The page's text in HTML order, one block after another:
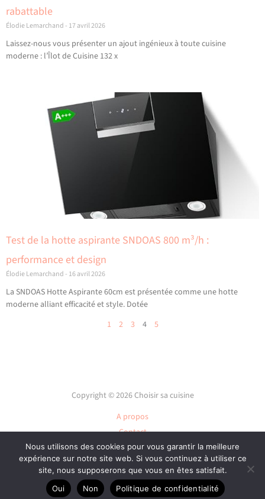
rabattable
Élodie Lemarchand 17 avril 2026
Laissez-nous vous présenter un ajout ingénieux à toute cuisine
moderne : l’Îlot de Cuisine 132 x
Test de la hotte aspirante SNDOAS 800 m³/h :
performance et design
Élodie Lemarchand 16 avril 2026
La SNDOAS Hotte Aspirante 60cm est présentée comme une hotte
moderne alliant efficacité et style. Dotée
1
2 3 4 5
Copyright © 2026 Choisir sa cuisine
A propos
Contact
Plan du site
Mentions légales
Politique de confidentialité
Nous utilisons des cookies pour vous garantir la meilleure
expérience sur notre site web. Si vous continuez à utiliser ce
site, nous supposerons que vous en êtes satisfait.
Oui
Non Politique de confidentialité